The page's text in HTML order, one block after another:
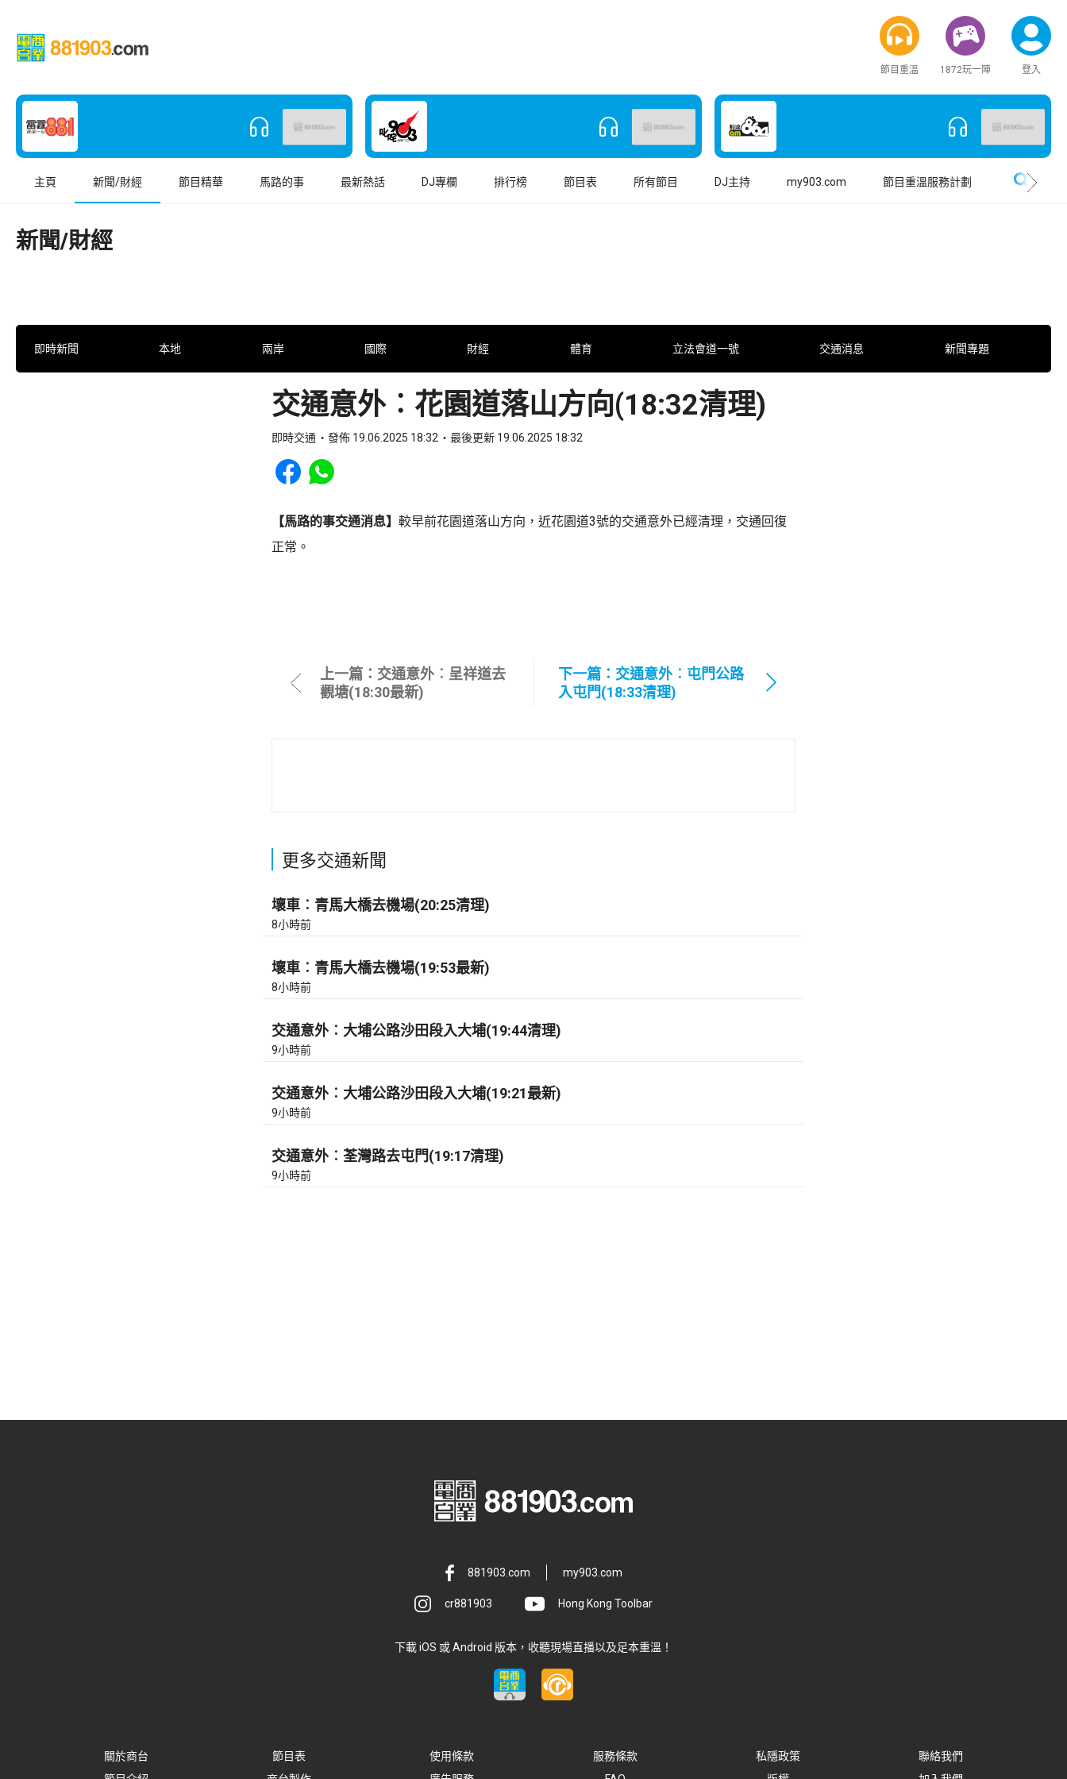
節目重溫 1872玩一陣 登入
主頁 新聞/財經 節目精華 馬路的事 最新熱話 DJ專欄 排行榜 節目表 所有節目 DJ主持 my903.com 節目重溫服務計劃
新聞/財經
即時新聞 本地 兩岸 國際 財經 體育 立法會道一號 交通消息 新聞專題
交通意外︰花園道落山方向(18:32清理)
即時交通 發佈 19.06.2025 18:32 最後更新 19.06.2025 18:32
Share to Facebook
Share to WhatsApp
【馬路的事交通消息】 較早前花園道落山方向，近花園道3號的交通意外已經清理，交通回復
正常。
上一篇：交通意外︰呈祥道去
觀塘(18:30最新)
下一篇：交通意外︰屯門公路
入屯門(18:33清理)
更多交通新聞
壞車︰青馬大橋去機場(20:25清理)
8小時前
壞車︰青馬大橋去機場(19:53最新)
8小時前
交通意外︰大埔公路沙田段入大埔(19:44清理)
9小時前
交通意外︰大埔公路沙田段入大埔(19:21最新)
9小時前
交通意外︰荃灣路去屯門(19:17清理)
9小時前
881903.com my903.com
cr881903 Hong Kong Toolbar
下載 iOS 或 Android 版本，收聽現場直播以及足本重溫！
關於商台 節目表 使用條款 服務條款 私隱政策
聯絡我們